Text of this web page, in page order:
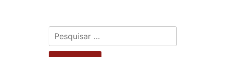
Pesquisar
por: